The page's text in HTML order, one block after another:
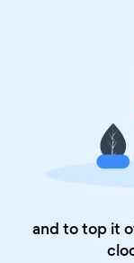
and to top it